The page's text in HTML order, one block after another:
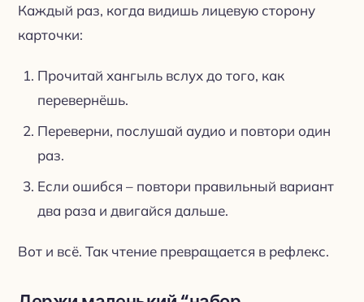
Каждый раз, когда видишь лицевую сторону
карточки:
Прочитай хангыль вслух до того, как
перевернёшь.
Переверни, послушай аудио и повтори один
раз.
Если ошибся – повтори правильный вариант
два раза и двигайся дальше.
Вот и всё. Так чтение превращается в рефлекс.